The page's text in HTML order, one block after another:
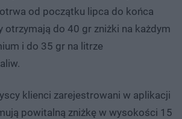
od początku lipca do końca
otrzymają do 40 gr zniżki na każdym
i do 35 gr na litrze
klienci zarejestrowani w aplikacji
powitalną zniżkę w wysokości 15